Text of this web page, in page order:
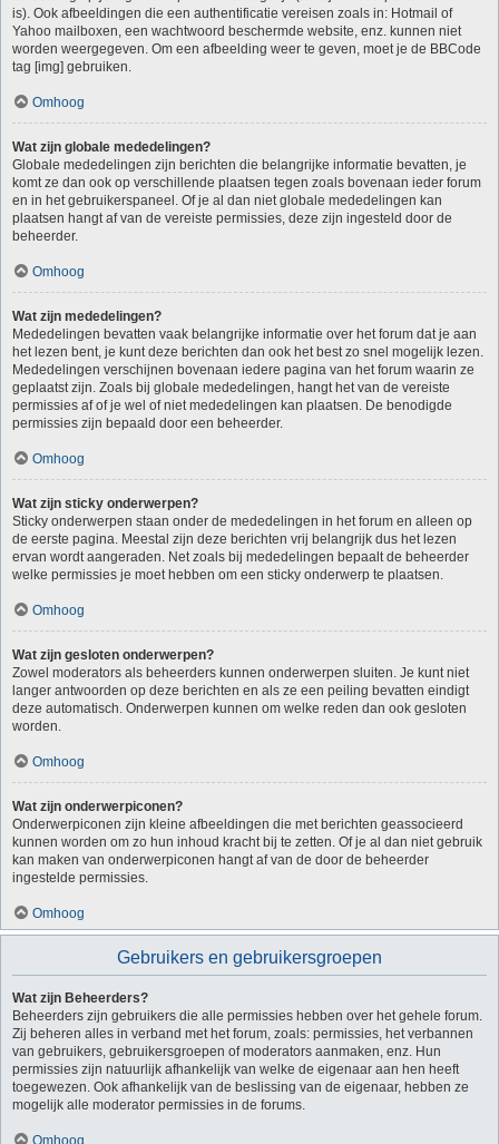
is). Ook afbeeldingen die een authentificatie vereisen zoals in: Hotmail of
Yahoo mailboxen, een wachtwoord beschermde website, enz. kunnen niet
worden weergegeven. Om een afbeelding weer te geven, moet je de BBCode
tag [img] gebruiken.
Omhoog
Wat zijn globale mededelingen?
Globale mededelingen zijn berichten die belangrijke informatie bevatten, je
komt ze dan ook op verschillende plaatsen tegen zoals bovenaan ieder forum
en in het gebruikerspaneel. Of je al dan niet globale mededelingen kan
plaatsen hangt af van de vereiste permissies, deze zijn ingesteld door de
beheerder.
Omhoog
Wat zijn mededelingen?
Mededelingen bevatten vaak belangrijke informatie over het forum dat je aan
het lezen bent, je kunt deze berichten dan ook het best zo snel mogelijk lezen.
Mededelingen verschijnen bovenaan iedere pagina van het forum waarin ze
geplaatst zijn. Zoals bij globale mededelingen, hangt het van de vereiste
permissies af of je wel of niet mededelingen kan plaatsen. De benodigde
permissies zijn bepaald door een beheerder.
Omhoog
Wat zijn sticky onderwerpen?
Sticky onderwerpen staan onder de mededelingen in het forum en alleen op
de eerste pagina. Meestal zijn deze berichten vrij belangrijk dus het lezen
ervan wordt aangeraden. Net zoals bij mededelingen bepaalt de beheerder
welke permissies je moet hebben om een sticky onderwerp te plaatsen.
Omhoog
Wat zijn gesloten onderwerpen?
Zowel moderators als beheerders kunnen onderwerpen sluiten. Je kunt niet
langer antwoorden op deze berichten en als ze een peiling bevatten eindigt
deze automatisch. Onderwerpen kunnen om welke reden dan ook gesloten
worden.
Omhoog
Wat zijn onderwerpiconen?
Onderwerpiconen zijn kleine afbeeldingen die met berichten geassocieerd
kunnen worden om zo hun inhoud kracht bij te zetten. Of je al dan niet gebruik
kan maken van onderwerpiconen hangt af van de door de beheerder
ingestelde permissies.
Omhoog
Gebruikers en gebruikersgroepen
Wat zijn Beheerders?
Beheerders zijn gebruikers die alle permissies hebben over het gehele forum.
Zij beheren alles in verband met het forum, zoals: permissies, het verbannen
van gebruikers, gebruikersgroepen of moderators aanmaken, enz. Hun
permissies zijn natuurlijk afhankelijk van welke de eigenaar aan hen heeft
toegewezen. Ook afhankelijk van de beslissing van de eigenaar, hebben ze
mogelijk alle moderator permissies in de forums.
Omhoog